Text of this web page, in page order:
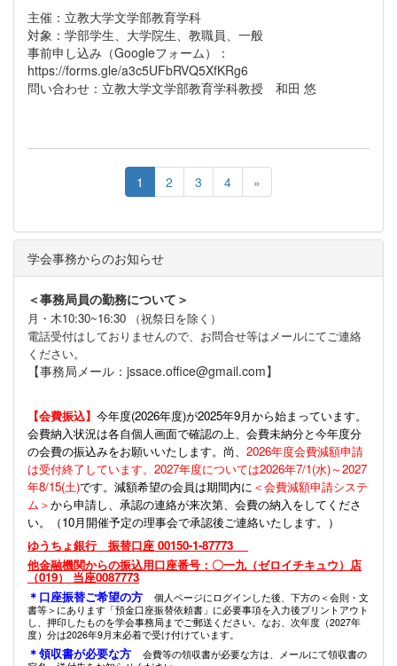
主催：立教大学文学部教育学科
対象：学部学生、大学院生、教職員、一般
事前申し込み（Googleフォーム）：
https://forms.gle/a3c5UFbRVQ5XfKRg6
問い合わせ：立教大学文学部教育学科教授 和田 悠
1 2 3 4 »
学会事務からのお知らせ
＜事務局員の勤務について＞
月・木10:30~16:30 （祝祭日を除く）
電話受付はしておりませんので、お問合せ等はメールにてご連絡
ください。
【事務局メール：jssace.office@gmail.com】
【会費振込】 今年度(2026年度)が2025年9月から始まっています。
会費納入状況は各自個人画面で確認の上、会費未納分と今年度分
の会費の振込みをお願いいたします。尚、 2026年度会費減額申請
は受付終了しています。2027年度については2026年7/1(水)～2027
年8/15(土)です。減額希望の会員は期間内に ＜会費減額申請システ
ム＞から申請し、承認の連絡が来次第、会費の納入をしてくださ
い。（10月開催予定の理事会で承認後ご連絡いたします。）
ゆうちょ銀行 振替口座 00150-1-87773
他金融機関からの振込用口座番号：〇一九（ゼロイチキュウ）店
（019） 当座0087773
＊口座振替ご希望の方
個人ページにログインした後、下方の＜会則・文
書等＞にあります「預金口座振替依頼書」に必要事項を入力後プリントアウト
し、押印したものを学会事務局までご郵送ください。なお、次年度（2027年
度）分は2026年9月末必着で受け付けています。
＊領収書が必要な方
会費等の領収書が必要な方は、メールにて領収書の